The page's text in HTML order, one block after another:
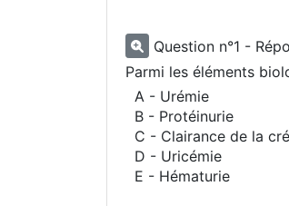
Question n°1 -
Parmi les éléments
A - Urémie
B - Protéinurie
C - Clairance de la
D - Uricémie
E - Hématurie